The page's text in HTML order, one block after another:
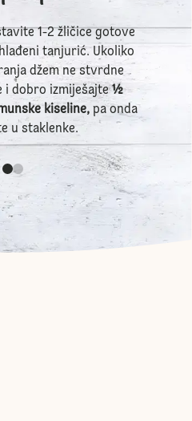
1-2 žličice gotove
tanjurić. Ukoliko
džem ne stvrdne
i dobro izmiješajte½
kiseline,pa onda
u staklenke.